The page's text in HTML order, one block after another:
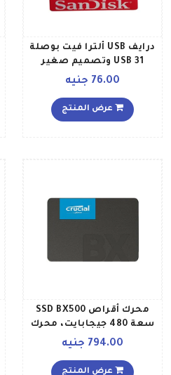
درايف USB ألترا فيت بوصلة
USB 31 وتصميم صغير
الحجم وسرعة عالية وتقنية
جيجابايت
76.00 جنيه
عرض المنتج
محرك أقراص SSD BX500
سعة 480 جيجابايت، محرك
مقاس 25 بوصة 480
794.00 جنيه
عرض المنتج